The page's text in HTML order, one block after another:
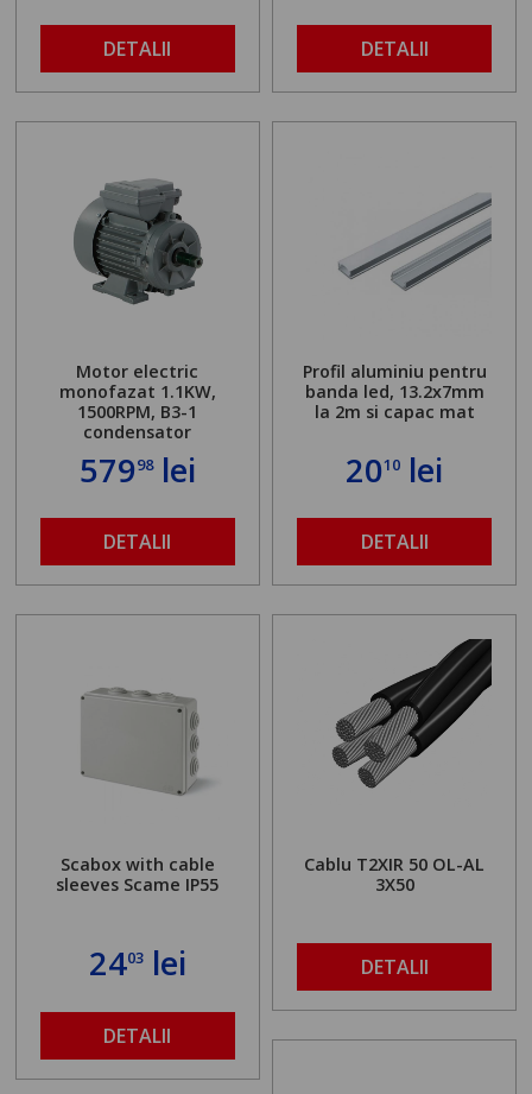
DETALII DETALII
Motor electric
monofazat 1.1KW,
1500RPM, B3-1
condensator
57998lei
DETALII
Profil aluminiu pentru
banda led, 13.2x7mm
la 2m si capac mat
2010 lei
DETALII
Scabox with cable
sleeves Scame IP55
2403lei
DETALII
Cablu T2XIR 50 OL-AL
3X50
DETALII